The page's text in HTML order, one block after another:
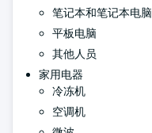
笔记本和笔记本电脑
平板电脑
其他人员
家用电器
冷冻机
空调机